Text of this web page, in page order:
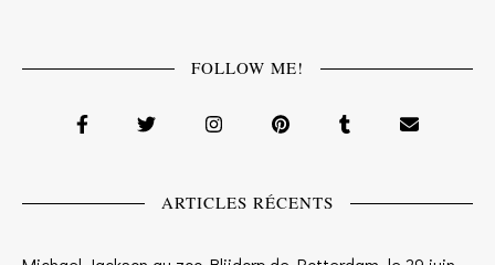
FOLLOW ME!
ARTICLES RÉCENTS